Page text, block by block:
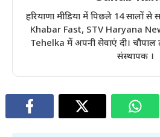
हरियाणा मीडिया में पिछले 14 सालों से
Khabar Fast, STV Haryana
Tehelka में अपनी सेवाएं दी। चौपाल
संस्थापक ।